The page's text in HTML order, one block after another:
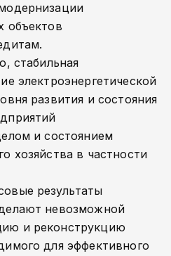
объектов
стабильная
электроэнергетической
развития и состояния
и состоянием
хозяйства в частности
результаты
невозможной
и реконструкцию
для эффективного